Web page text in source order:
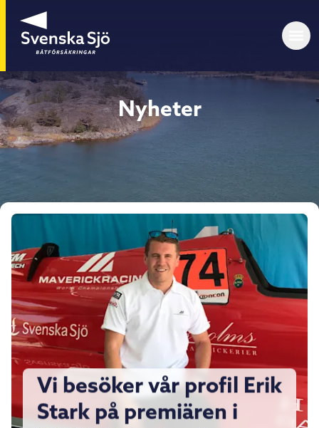
Nyheter
Vi besöker vår profil Erik
Stark på premiären i